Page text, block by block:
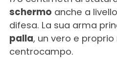
schermo anche a
difesa. La sua arma
palla, un vero e
centrocampo.